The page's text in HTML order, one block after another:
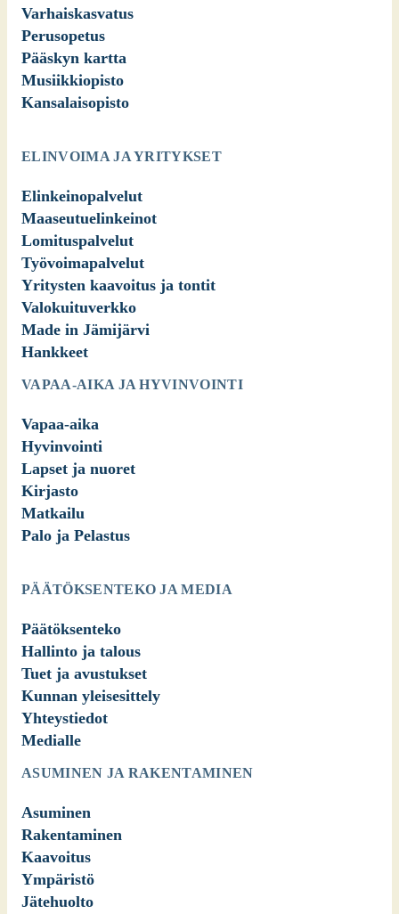
Varhaiskasvatus
Perusopetus
Pääskyn kartta
Musiikkiopisto
Kansalaisopisto
ELINVOIMA JA YRITYKSET
Elinkeinopalvelut
Maaseutuelinkeinot
Lomituspalvelut
Työvoimapalvelut
Yritysten kaavoitus ja tontit
Valokuituverkko
Made in Jämijärvi
Hankkeet
VAPAA-AIKA JA HYVINVOINTI
Vapaa-aika
Hyvinvointi
Lapset ja nuoret
Kirjasto
Matkailu
Palo ja Pelastus
PÄÄTÖKSENTEKO JA MEDIA
Päätöksenteko
Hallinto ja talous
Tuet ja avustukset
Kunnan yleisesittely
Yhteystiedot
Medialle
ASUMINEN JA RAKENTAMINEN
Asuminen
Rakentaminen
Kaavoitus
Ympäristö
Jätehuolto